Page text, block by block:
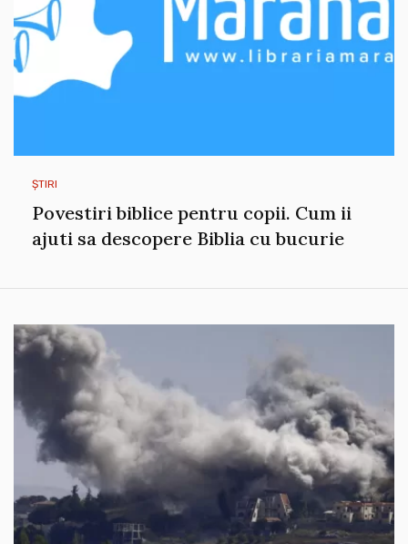
ȘTIRI
Povestiri biblice pentru copii. Cum ii
ajuti sa descopere Biblia cu bucurie